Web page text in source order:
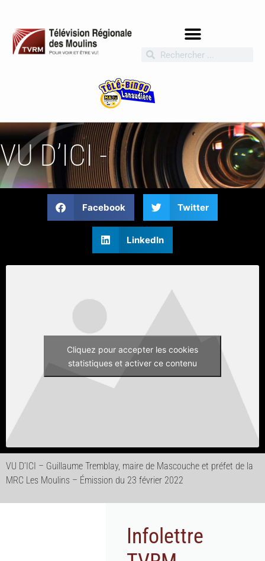
VU D’ICI -
Facebook Twitter
LinkedIn
Cliquez pour accepter les cookies
statistiques et activer ce contenu
VU D’ICI – Guillaume Tremblay, maire de Mascouche et préfet de la
MRC Les Moulins – Émission du 23 février 2022
Infolettre